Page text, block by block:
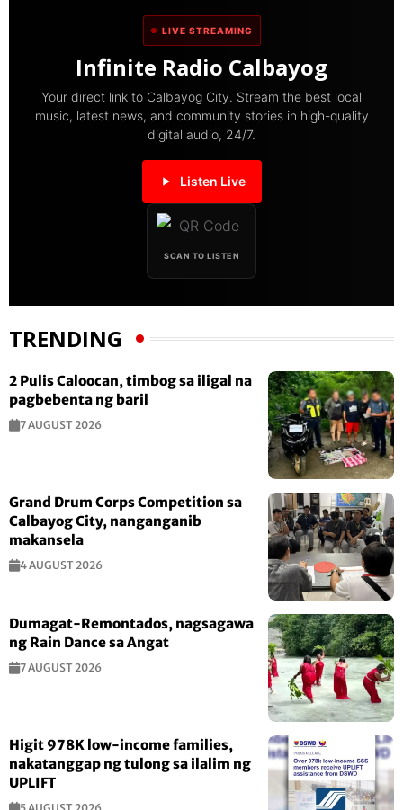
LIVE STREAMING
Infinite Radio Calbayog
Your direct link to Calbayog City. Stream the best local
music, latest news, and community stories in high-quality
digital audio, 24/7.
Listen Live
SCAN TO LISTEN
TRENDING
2 Pulis Caloocan, timbog sa iligal na
pagbebenta ng baril
7 AUGUST 2026
Grand Drum Corps Competition sa
Calbayog City, nanganganib
makansela
4 AUGUST 2026
Dumagat-Remontados, nagsagawa
ng Rain Dance sa Angat
7 AUGUST 2026
Higit 978K low-income families,
nakatanggap ng tulong sa ilalim ng
UPLIFT